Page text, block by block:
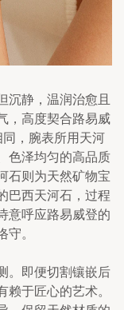
沉静，温润治愈且
，高度契合路易威
，腕表所用天河
色泽均匀的高品质
石则为天然矿物宝
巴西天河石，过程
意呼应路易威登的
守。
。即便切割镶嵌后
于匠心的艺术。